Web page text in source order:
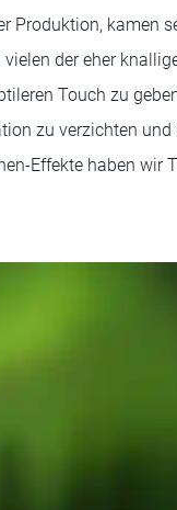
Produktion, kamen
der eher
Touch zu
zu verzichten
Effekte haben wir